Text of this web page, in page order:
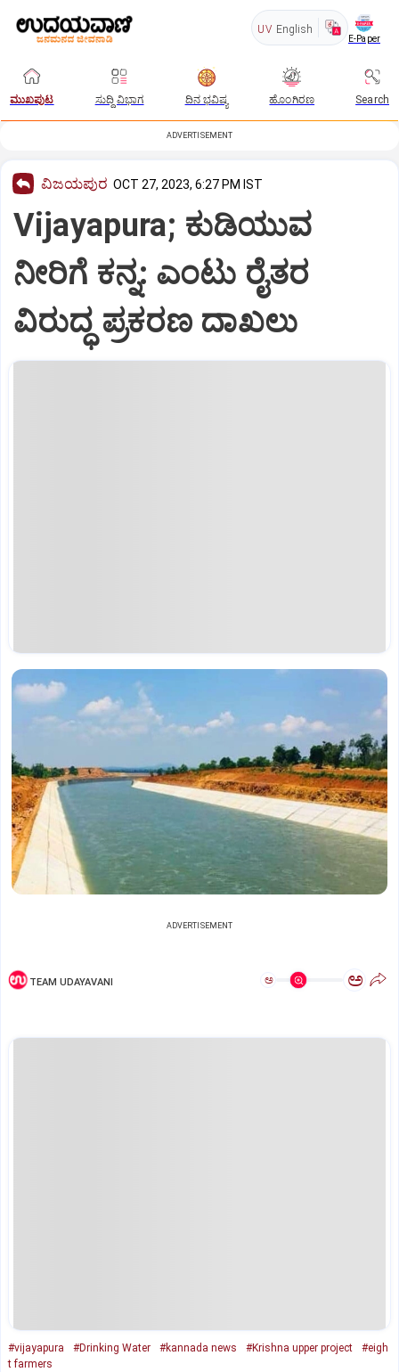
UV English
E-Paper
ಮುಖಪುಟ ಸುದ್ದಿ ವಿಭಾಗ ದಿನ ಭವಿಷ್ಯ ಹೊಂಗಿರಣ Search
ADVERTISEMENT
ವಿಜಯಪುರ OCT 27, 2023, 6:27 PM IST
Vijayapura; ಕುಡಿಯುವ
ನೀರಿಗೆ ಕನ್ನ: ಎಂಟು ರೈತರ
ವಿರುದ್ಧ ಪ್ರಕರಣ ದಾಖಲು
ADVERTISEMENT
TEAM UDAYAVANI ಅ ಅ
#vijayapura #Drinking Water #kannada news #Krishna upper project
#eigh
t farmers